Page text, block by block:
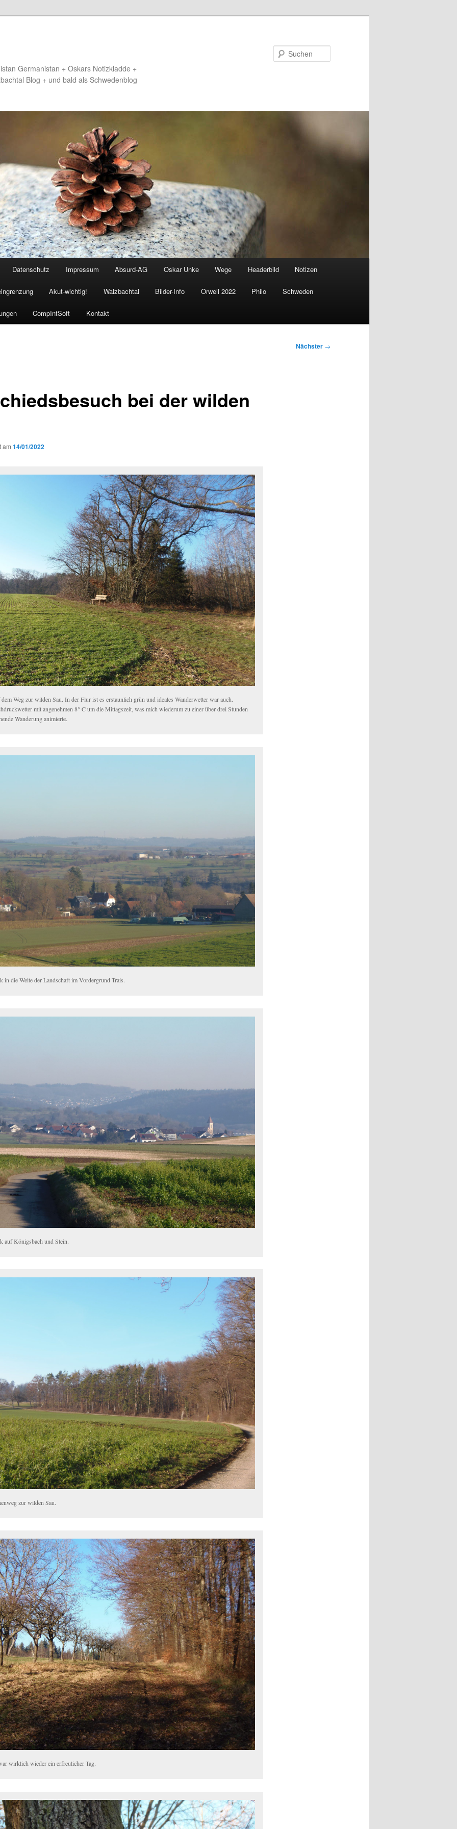
Germanistan + Oskars Notizkladde +
Blog + und bald als Schwedenblog
Datenschutz Impressum Absurd-AG Oskar Unke Wege Headerbild Notizen
Akut-wichtig! Walzbachtal Bilder-Info Orwell 2022 Philo Schweden
CompIntSoft Kontakt
Nächster →
bei der wilden
am 14/01/2022
Weg zur wilden Sau. In der Flur ist es erstaunlich grün und ideales Wanderwetter war auch.
mit angenehmen 8° C um die Mittagszeit, was mich wiederum zu einer über drei Stunden
Wanderung animierte.
in die Weite der Landschaft im Vordergrund Trais.
auf Königsbach und Stein.
zur wilden Sau.
wirklich wieder ein erfreulicher Tag.